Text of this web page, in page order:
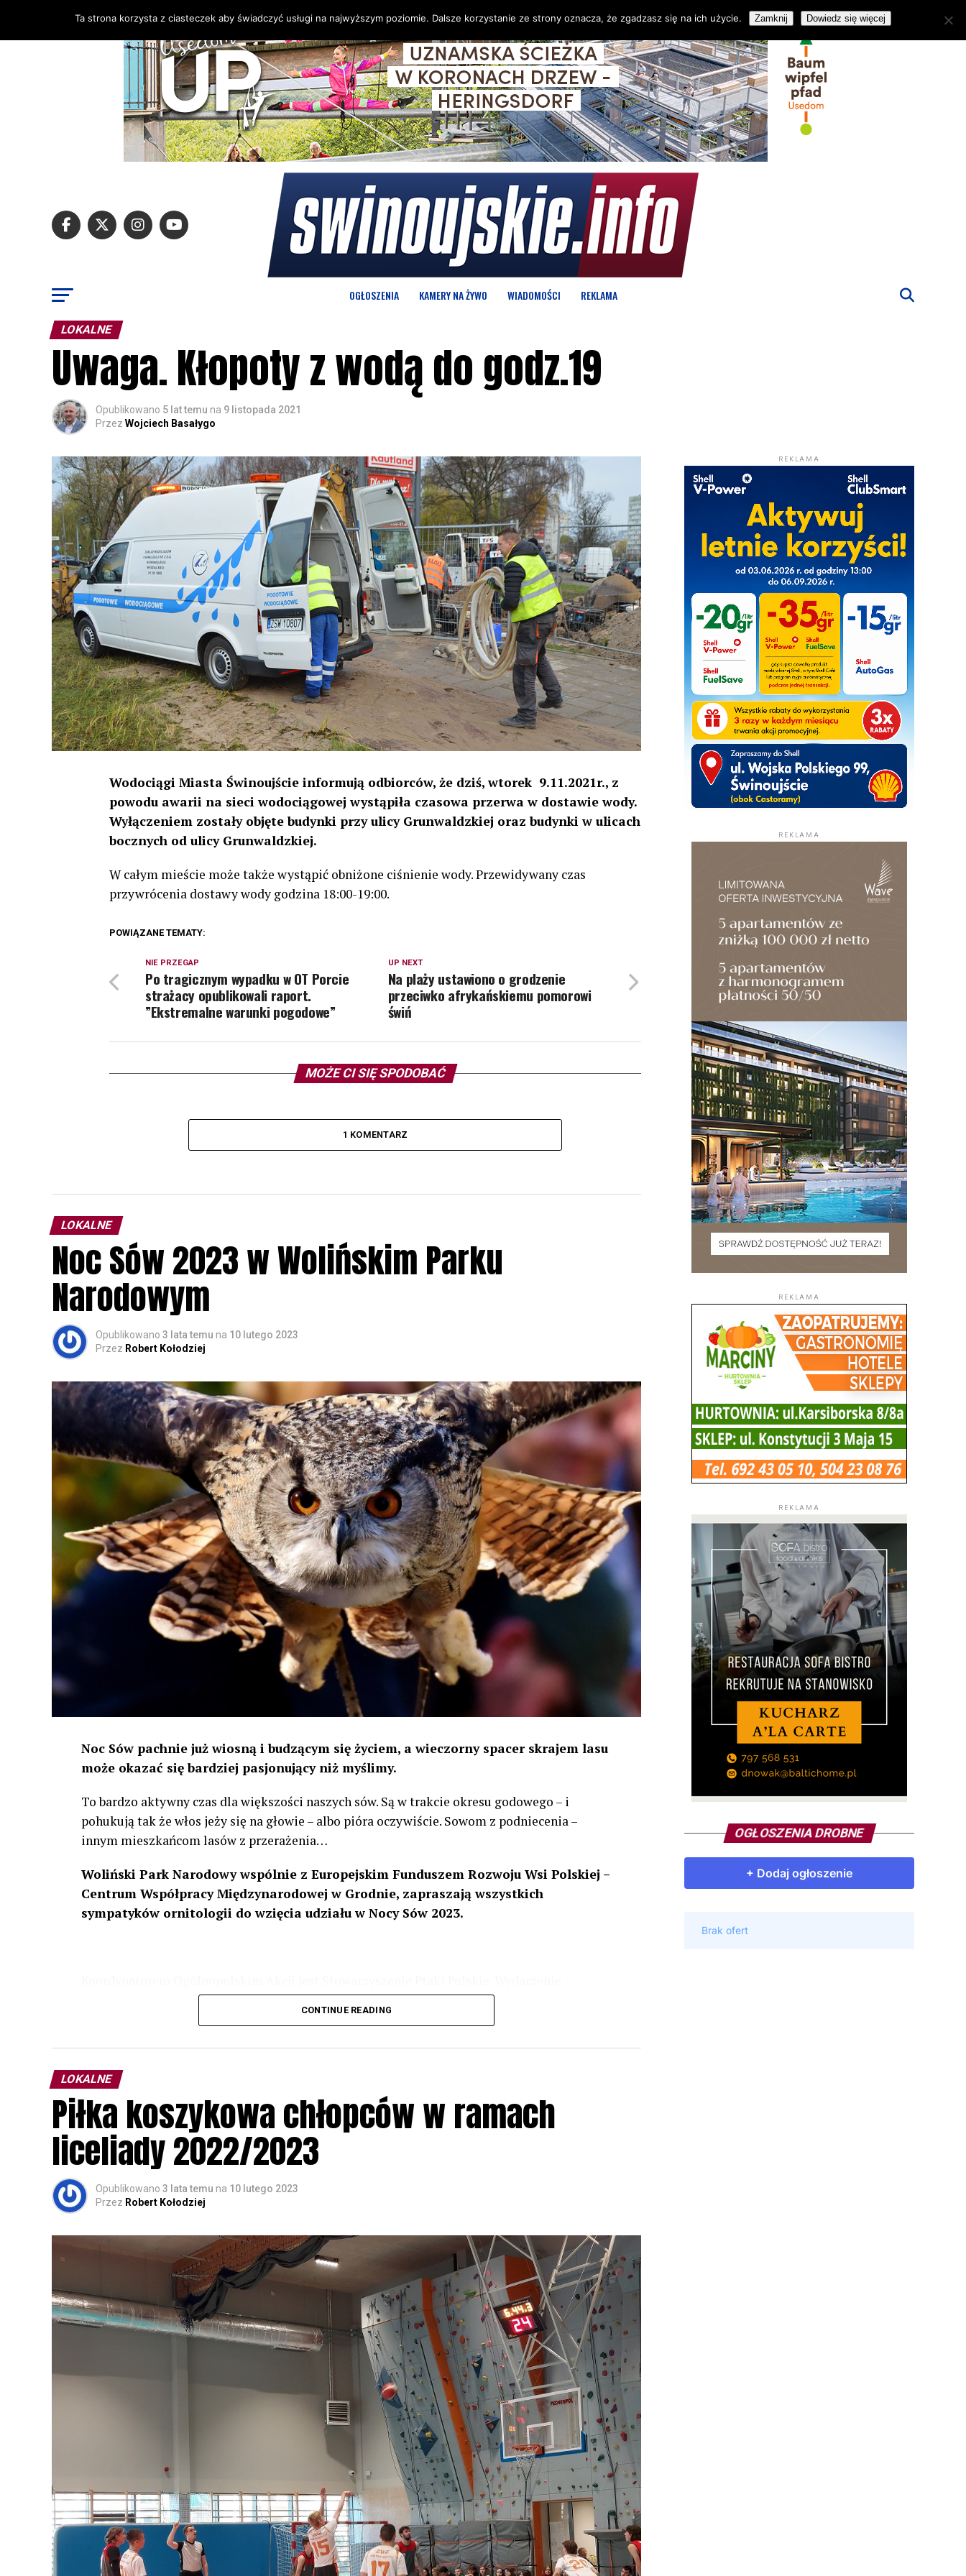
OGŁOSZENIA KAMERY NA ŻYWO WIADOMOŚCI REKLAMA
LOKALNE
Uwaga. Kłopoty z wodą do godz.19
Opublikowano 5 lat temu na 9 listopada 2021
Przez Wojciech Basałygo
Wodociągi Miasta Świnoujście informują odbiorców, że dziś, wtorek 9.11.2021r., z
powodu awarii na sieci wodociągowej wystąpiła czasowa przerwa w dostawie wody.
Wyłączeniem zostały objęte budynki przy ulicy Grunwaldzkiej oraz budynki w ulicach
bocznych od ulicy Grunwaldzkiej.
W całym mieście może także wystąpić obniżone ciśnienie wody. Przewidywany czas
przywrócenia dostawy wody godzina 18:00-19:00.
POWIĄZANE TEMATY:
UP NEXT
Na plaży ustawiono o grodzenie
przeciwko afrykańskiemu pomorowi
świń
NIE PRZEGAP
Po tragicznym wypadku w OT Porcie
strażacy opublikowali raport.
”Ekstremalne warunki pogodowe”
MOŻE CI SIĘ SPODOBAĆ
1 KOMENTARZ
LOKALNE
Noc Sów 2023 w Wolińskim Parku
Narodowym
Opublikowano 3 lata temu na 10 lutego 2023
Przez Robert Kołodziej
Noc Sów pachnie już wiosną i budzącym się życiem, a wieczorny spacer skrajem lasu
może okazać się bardziej pasjonujący niż myślimy.
To bardzo aktywny czas dla większości naszych sów. Są w trakcie okresu godowego – i
pohukują tak że włos jeży się na głowie – albo pióra oczywiście. Sowom z podniecenia –
innym mieszkańcom lasów z przerażenia…
Woliński Park Narodowy wspólnie z Europejskim Funduszem Rozwoju Wsi Polskiej –
Centrum Współpracy Międzynarodowej w Grodnie, zapraszają wszystkich
sympatyków ornitologii do wzięcia udziału w Nocy Sów 2023.
odbędzie się w dniach24 i 25 lutego 2023 r. wg harmonogramu przedstawionego na
Wszystkich uczestników zapraszamy do udziału w Akcji, włączenia się w aktywne
rozpoznawanie głosów sów i wymianę doświadczeń przy grillu.Na wydarzenie obowiązują
zapisy.
CONTINUE READING
LOKALNE
Piłka koszykowa chłopców w ramach
liceliady 2022/2023
Opublikowano 3 lata temu na 10 lutego 2023
Przez Robert Kołodziej
REKLAMA
REKLAMA
REKLAMA
REKLAMA
OGŁOSZENIA DROBNE
Ta strona korzysta z ciasteczek aby świadczyć usługi na najwyższym poziomie. Dalsze korzystanie ze strony oznacza, że zgadzasz się na ich użycie. Zamknij Dowiedz się więcej